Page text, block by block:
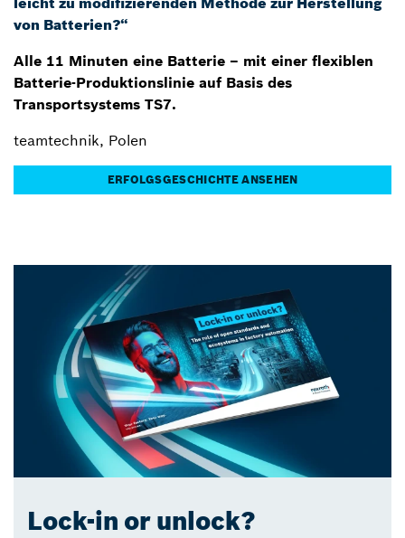
von Batterien?“
Alle 11 Minuten eine Batterie – mit einer flexiblen
Batterie-Produktionslinie auf Basis des
Transportsystems TS7.
teamtechnik, Polen
ERFOLGSGESCHICHTE ANSEHEN
Lock-in or unlock?